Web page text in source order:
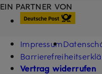
EIN PARTNER VON
Impressum
Vertrag widerrufen